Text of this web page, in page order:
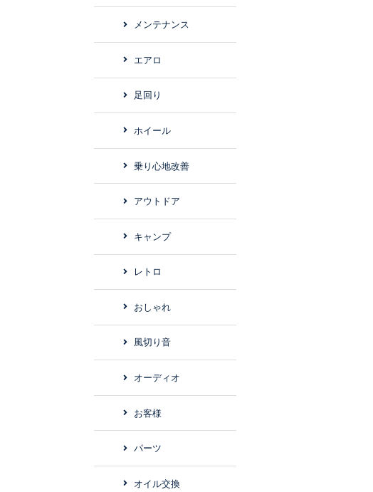
メンテナンス
エアロ
足回り
ホイール
乗り心地改善
アウトドア
キャンプ
レトロ
おしゃれ
風切り音
オーディオ
お客様
パーツ
オイル交換